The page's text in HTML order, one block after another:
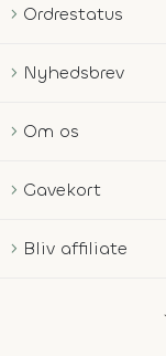
Ordrestatus
Nyhedsbrev
Om os
Gavekort
Bliv affiliate